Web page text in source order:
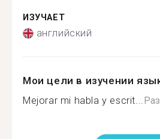
ИЗУЧАЕТ
английский
Мои цели в изучении
Mejorar mi habla y escrit...